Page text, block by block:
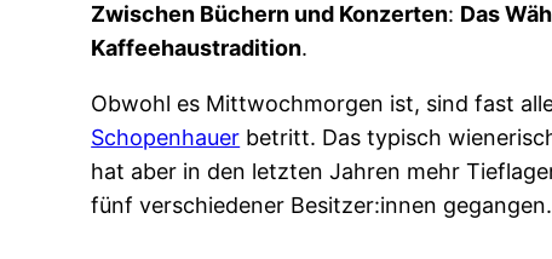
Zwischen Büchern und Konzerten: Das
Kaffeehaustradition.
Obwohl es Mittwochmorgen ist, sind fast
Schopenhauer betritt. Das typisch
hat aber in den letzten Jahren mehr
fünf verschiedener Besitzer:innen gegangen.